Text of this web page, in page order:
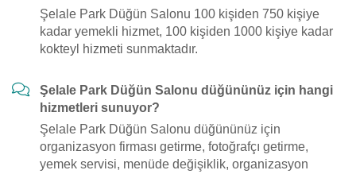
Şelale Park Düğün Salonu 100 kişiden 750 kişiye
kadar yemekli hizmet, 100 kişiden 1000 kişiye kadar
kokteyl hizmeti sunmaktadır.
Şelale Park Düğün Salonu düğününüz için hangi
hizmetleri sunuyor?
Şelale Park Düğün Salonu düğününüz için
organizasyon firması getirme, fotoğrafçı getirme,
yemek servisi, menüde değişiklik, organizasyon